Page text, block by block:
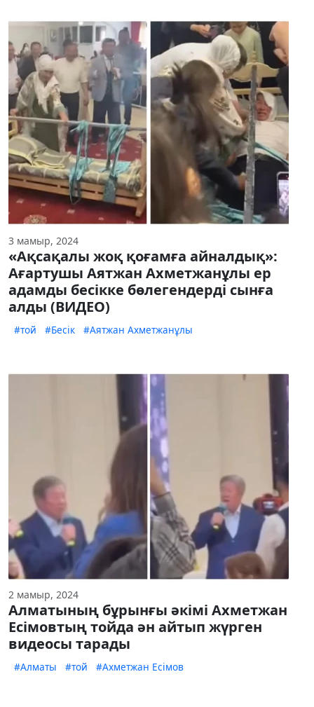
3 мамыр, 2024
«Ақсақалы жоқ қоғамға айналдық»:
Ағартушы Аятжан Ахметжанұлы ер
адамды бесікке бөлегендерді сынға
алды (ВИДЕО)
#той #Бесік #Аятжан Ахметжанұлы
2 мамыр, 2024
Алматының бұрынғы әкімі Ахметжан
Есімовтың тойда ән айтып жүрген
видеосы тарады
#Алматы #той #Ахметжан Есімов